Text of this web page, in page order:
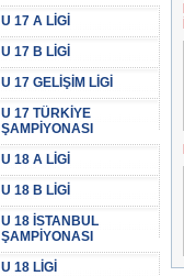
U 17 A LİGİ
U 17 B LİGİ
U 17 GELİŞİM LİGİ
U 17 TÜRKİYE
ŞAMPİYONASI
U 18 A LİGİ
U 18 B LİGİ
U 18 İSTANBUL
ŞAMPİYONASI
U 18 LİGİ